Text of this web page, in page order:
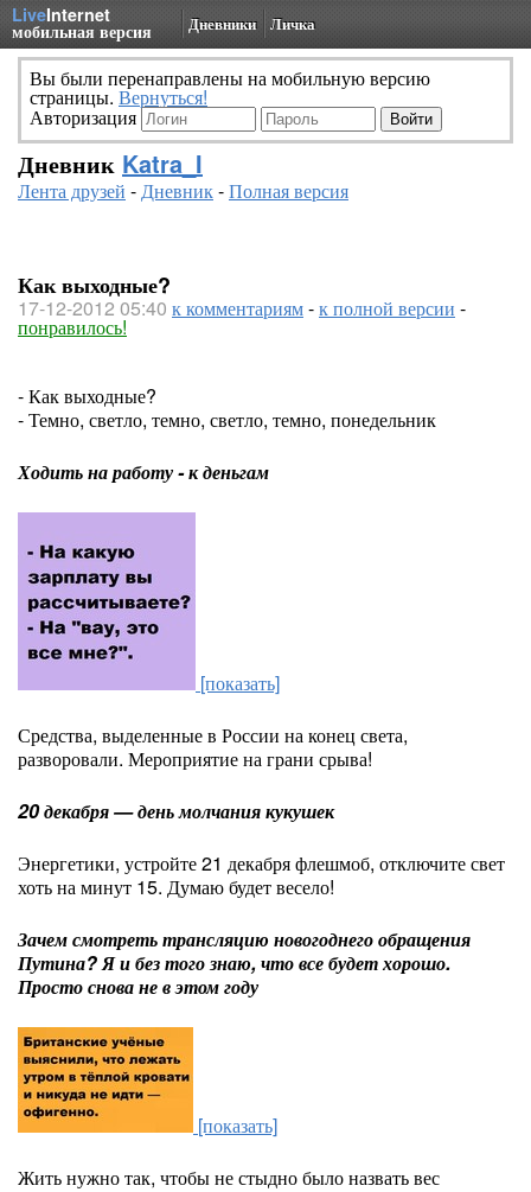
LiveInternet
мобильная версия Дневники Личка
Вы были перенаправлены на мобильную версию
страницы. Вернуться!
Авторизация
Дневник Katra_I
Лента друзей -Дневник-Полная версия
Как выходные?
17-12-2012 05:40 к комментариям-к полной версии -
понравилось!
- Как выходные?
- Темно, светло, темно, светло, темно, понедельник
Ходить на работу - к деньгам
[показать]
Средства, выделенные в России на конец света,
разворовали. Мероприятие на грани срыва!
20 декабря — день молчания кукушек
Энергетики, устройте 21 декабря флешмоб, отключите свет
хоть на минут 15. Думаю будет весело!
Зачем смотреть трансляцию новогоднего обращения
Путина? Я и без того знаю, что все будет хорошо.
Просто снова не в этом году
[показать]
Жить нужно так, чтобы не стыдно было назвать вес